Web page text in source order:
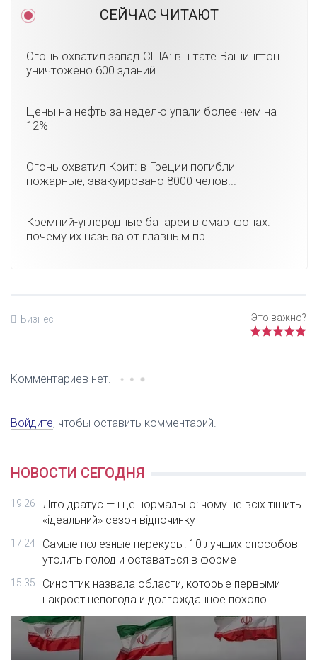
СЕЙЧАС ЧИТАЮТ
Огонь охватил запад США: в штате Вашингтон
уничтожено 600 зданий
Цены на нефть за неделю упали более чем на
12%
Огонь охватил Крит: в Греции погибли
пожарные, эвакуировано 8000 челов...
Кремний-углеродные батареи в смартфонах:
почему их называют главным пр...
Бизнес
Комментариев нет.
Войдите, чтобы оставить комментарий.
НОВОСТИ СЕГОДНЯ
19:26
Літо дратує — і це нормально: чому не всіх тішить
«ідеальний» сезон відпочинку
17:24
Самые полезные перекусы: 10 лучших способов
утолить голод и оставаться в форме
15:35
Синоптик назвала области, которые первыми
накроет непогода и долгожданное похоло...